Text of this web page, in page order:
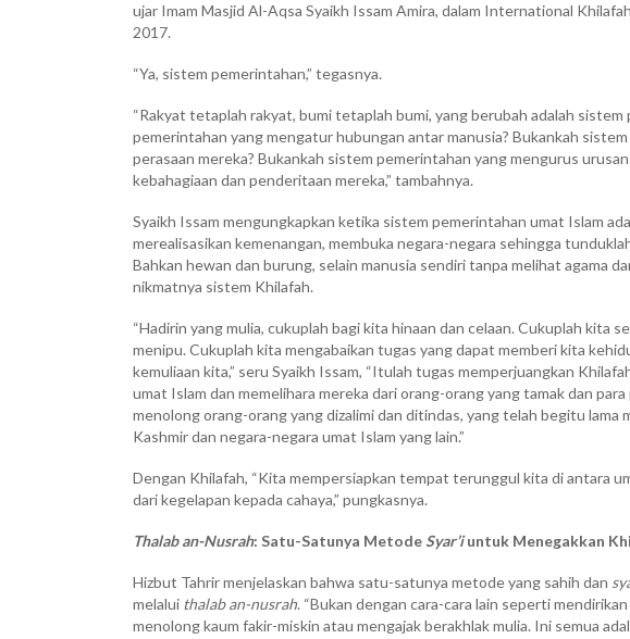
ujar Imam Masjid Al-Aqsa Syaikh Issam Amira, dalam International
2017.
“Ya, sistem pemerintahan,” tegasnya.
“Rakyat tetaplah rakyat, bumi tetaplah bumi, yang berubah adalah
pemerintahan yang mengatur hubungan antar manusia? Bukankah
perasaan mereka? Bukankah sistem pemerintahan yang mengurus
kebahagiaan dan penderitaan mereka,” tambahnya.
Syaikh Issam mengungkapkan ketika sistem pemerintahan umat Islam
merealisasikan kemenangan, membuka negara-negara sehingga
Bahkan hewan dan burung, selain manusia sendiri tanpa melihat agama
nikmatnya sistem Khilafah.
“Hadirin yang mulia, cukuplah bagi kita hinaan dan celaan. Cukuplah kita
menipu. Cukuplah kita mengabaikan tugas yang dapat memberi kita
kemuliaan kita,” seru Syaikh Issam, “Itulah tugas memperjuangkan
umat Islam dan memelihara mereka dari orang-orang yang tamak dan
menolong orang-orang yang dizalimi dan ditindas, yang telah begitu lama
Kashmir dan negara-negara umat Islam yang lain.”
Dengan Khilafah, “Kita mempersiapkan tempat terunggul kita di antara
dari kegelapan kepada cahaya,” pungkasnya.
Thalab an-Nusrah: Satu-Satunya MetodeSyar’iuntuk Menegakkan
Hizbut Tahrir menjelaskan bahwa satu-satunya metode yang sahih dan
melalui thalab an-nusrah. “Bukan dengan cara-cara lain seperti
menolong kaum fakir-miskin atau mengajak berakhlak mulia. Ini semua